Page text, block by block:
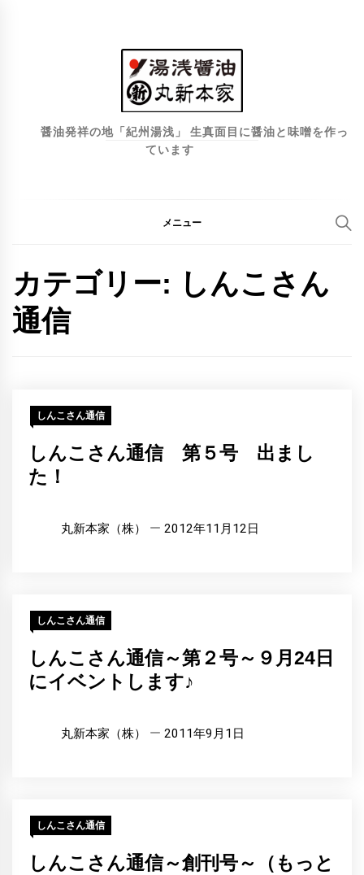
醤油発祥の地「紀州湯浅」 生真面目に醤油と味噌を作っ
ています
メニュー
カテゴリー: しんこさん
通信
しんこさん通信
しんこさん通信 第５号 出まし
た！
丸新本家（株） 2012年11月12日
しんこさん通信
しんこさん通信～第２号～９月24日
にイベントします♪
丸新本家（株） 2011年9月1日
しんこさん通信
しんこさん通信～創刊号～（もっと